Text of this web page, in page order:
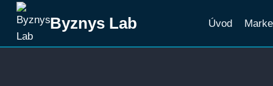
Přeskočit
obsah
Byznys Lab Úvod